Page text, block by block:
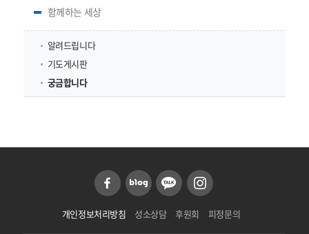
함께하는 세상
알려드립니다
기도게시판
궁금합니다
개인정보처리방침 성소상담 후원회 피정문의